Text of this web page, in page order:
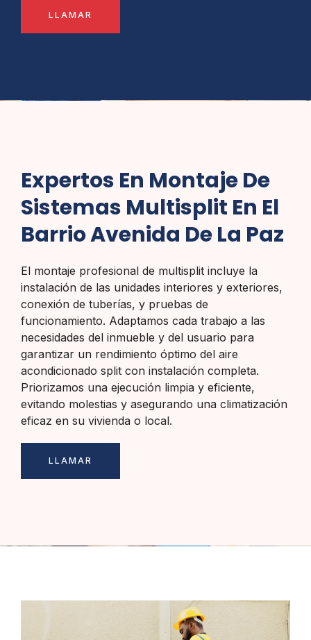
LLAMAR
Expertos En Montaje De
Sistemas Multisplit En El
Barrio Avenida De La Paz
El montaje profesional de multisplit incluye la
instalación de las unidades interiores y exteriores,
conexión de tuberías, y pruebas de
funcionamiento. Adaptamos cada trabajo a las
necesidades del inmueble y del usuario para
garantizar un rendimiento óptimo del aire
acondicionado split con instalación completa.
Priorizamos una ejecución limpia y eficiente,
evitando molestias y asegurando una climatización
eficaz en su vivienda o local.
LLAMAR